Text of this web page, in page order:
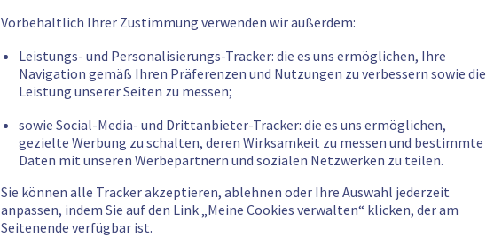
Vorbehaltlich Ihrer Zustimmung verwenden wir außerdem:
Leistungs- und Personalisierungs-Tracker: die es uns ermöglichen, Ihre
Navigation gemäß Ihren Präferenzen und Nutzungen zu verbessern sowie die
Leistung unserer Seiten zu messen;
sowie Social-Media- und Drittanbieter-Tracker: die es uns ermöglichen,
gezielte Werbung zu schalten, deren Wirksamkeit zu messen und bestimmte
Daten mit unseren Werbepartnern und sozialen Netzwerken zu teilen.
Sie können alle Tracker akzeptieren, ablehnen oder Ihre Auswahl jederzeit
anpassen, indem Sie auf den Link „Meine Cookies verwalten“ klicken, der am
Seitenende verfügbar ist.